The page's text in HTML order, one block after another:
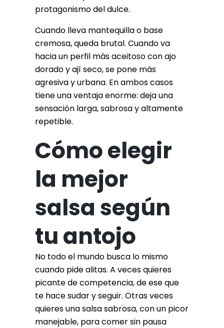
protagonismo del dulce.
Cuando lleva mantequilla o base
cremosa, queda brutal. Cuando va
hacia un perfil más aceitoso con ajo
dorado y ají seco, se pone más
agresiva y urbana. En ambos casos
tiene una ventaja enorme: deja una
sensación larga, sabrosa y altamente
repetible.
Cómo elegir
la mejor
salsa según
tu antojo
No todo el mundo busca lo mismo
cuando pide alitas. A veces quieres
picante de competencia, de ese que
te hace sudar y seguir. Otras veces
quieres una salsa sabrosa, con un picor
manejable, para comer sin pausa